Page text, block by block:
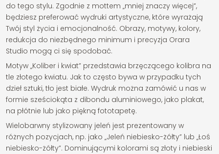
do tego stylu. Zgodnie z mottem „mniej znaczy więcej”,
będziesz preferować wydruki artystyczne, które wyrażają
Twój styl życia i emocjonalność. Obrazy, motywy, kolory,
redukcja do niezbędnego minimum i precyzja Orara
Studio mogą ci się spodobać.
Motyw „Koliber i kwiat” przedstawia brzęczącego kolibra na
tle złotego kwiatu. Jak to często bywa w przypadku tych
dzieł sztuki, tło jest białe. Wydruk można zamówić u nas w
formie sześciokąta z dibondu aluminiowego, jako plakat,
na płótnie lub jako piękną fototapetę.
Wielobarwny stylizowany jeleń jest prezentowany w
różnych pozycjach, np. jako „Jeleń niebiesko-żółty” lub „Łoś
niebiesko-żółty”. Dominującymi kolorami są złoty i niebieski